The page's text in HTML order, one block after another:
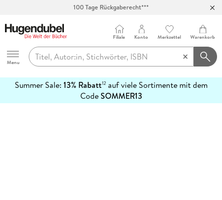
100 Tage Rückgaberecht***
Hugendubel
Menu
Filiale Konto Merkzettel Warenkorb
Summer Sale: 13% Rabatt12auf viele Sortimente mit dem
CodeSOMMER13
erfahren